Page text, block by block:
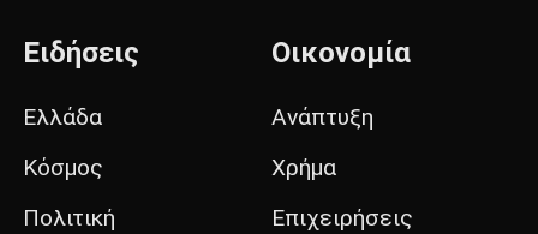
Ειδήσεις
Ελλάδα
Κόσμος
Πολιτική
Οικονομία
Ανάπτυξη
Χρήμα
Επιχειρήσεις